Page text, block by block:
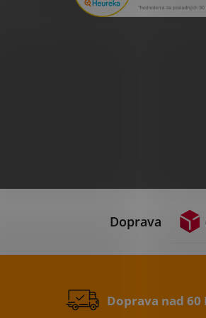
Doprava
Doprava nad 60